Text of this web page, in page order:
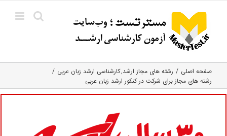
content
صفحه اصلی رشته های مجاز ارشد کارشناسی ارشد زبان عربی
رشته های مجاز برای شرکت در کنکور ارشد زبان عربی